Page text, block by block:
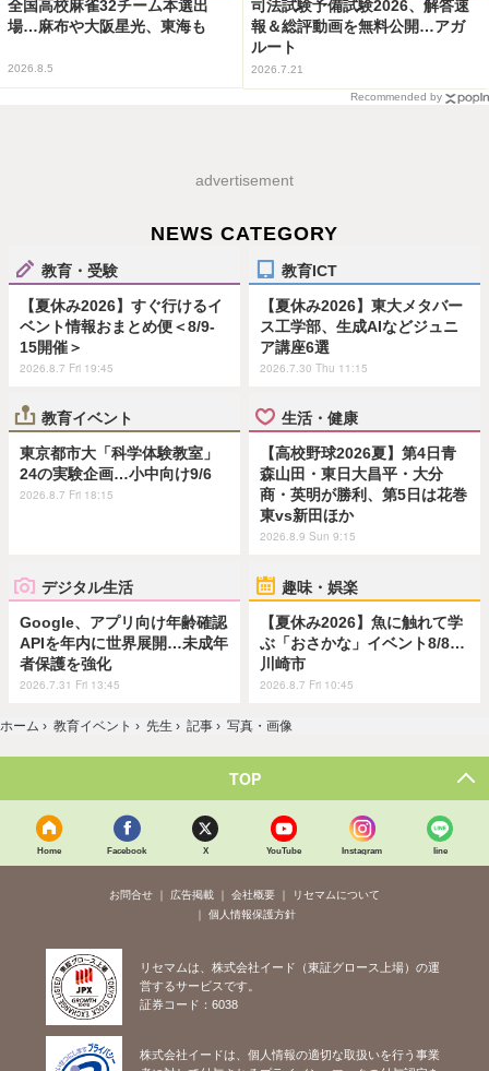
全国高校麻雀32チーム本選出
場…麻布や大阪星光、東海も
2026.8.5
司法試験予備試験2026、解答速
報＆総評動画を無料公開…アガ
ルート
2026.7.21
Recommended by
advertisement
NEWS CATEGORY
教育・受験
【夏休み2026】すぐ行けるイ
ベント情報おまとめ便＜8/9-
15開催＞
2026.8.7 Fri 19:45
教育ICT
【夏休み2026】東大メタバー
ス工学部、生成AIなどジュニ
ア講座6選
2026.7.30 Thu 11:15
教育イベント
東京都市大「科学体験教室」
24の実験企画…小中向け9/6
2026.8.7 Fri 18:15
生活・健康
【高校野球2026夏】第4日青
森山田・東日大昌平・大分
商・英明が勝利、第5日は花巻
東vs新田ほか
2026.8.9 Sun 9:15
デジタル生活
Google、アプリ向け年齢確認
APIを年内に世界展開…未成年
者保護を強化
2026.7.31 Fri 13:45
趣味・娯楽
【夏休み2026】魚に触れて学
ぶ「おさかな」イベント8/8…
川崎市
2026.8.7 Fri 10:45
ホーム › 教育イベント › 先生 › 記事 › 写真・画像
TOP
Home Facebook X YouTube Instagram line
お問合せ 広告掲載 会社概要
リセマムについて
個人情報保護方針
リセマムは、株式会社イード（東証グロース上場）の運
営するサービスです。
証券コード：6038
株式会社イードは、個人情報の適切な取扱いを行う事業